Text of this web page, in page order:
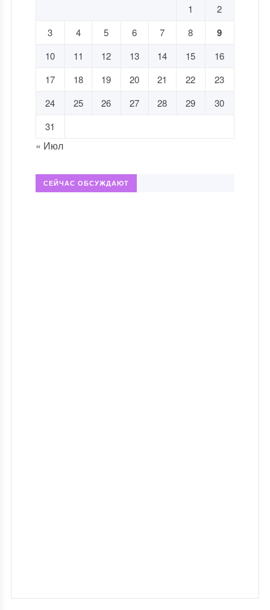
1
2
3
4 5 6 7 8 9
10 11 12 13 14 15
16
17
18 19 20 21 22
23
24
25 26 27 28 29
30
31
« Июл
СЕЙЧАС ОБСУЖДАЮТ